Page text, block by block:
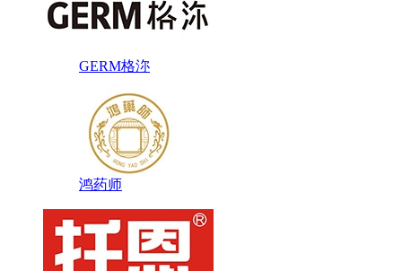
GERM格沵
鸿药师